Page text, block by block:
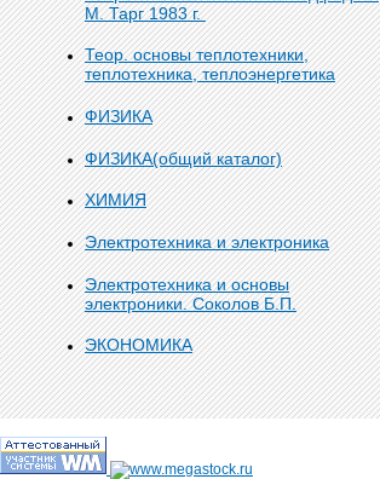
М. Тарг 1983 г.
Теор. основы теплотехники,
теплотехника, теплоэнергетика
ФИЗИКА
ФИЗИКА(общий каталог)
ХИМИЯ
Электротехника и электроника
Электротехника и основы
электроники. Соколов Б.П.
ЭКОНОМИКА